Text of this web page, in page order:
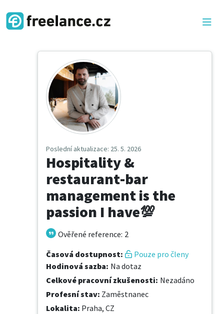
Poslední aktualizace: 25. 5. 2026
Hospitality &
restaurant-bar
management is the
passion I have💯
Ověřené reference: 2
Časová dostupnost:
Pouze pro členy
Hodinová sazba: Na dotaz
Celkové pracovní zkušenosti: Nezadáno
Profesní stav: Zaměstnanec
Lokalita: Praha, CZ